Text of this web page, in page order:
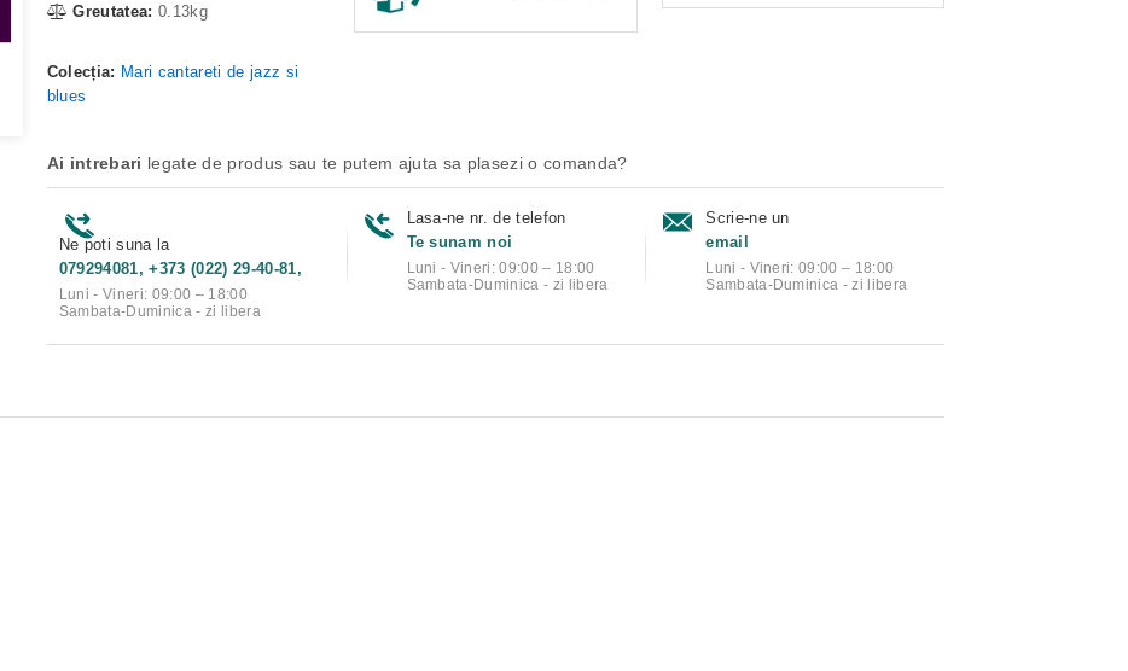
Greutatea: 0.13kg
Colecția: Mari cantareti de jazz si
blues
Ai intrebari legate de produs sau te putem ajuta sa plasezi o comanda?
Ne poti suna la
079294081, +373 (022) 29-40-81,
Luni - Vineri: 09:00 – 18:00
Sambata-Duminica - zi libera
Lasa-ne nr. de telefon
Te sunam noi
Luni - Vineri: 09:00 – 18:00
Sambata-Duminica - zi libera
Scrie-ne un
email
Luni - Vineri: 09:00 – 18:00
Sambata-Duminica - zi libera